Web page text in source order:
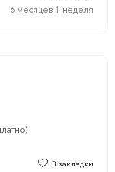
6 месяцев 1 неделя
В закладки